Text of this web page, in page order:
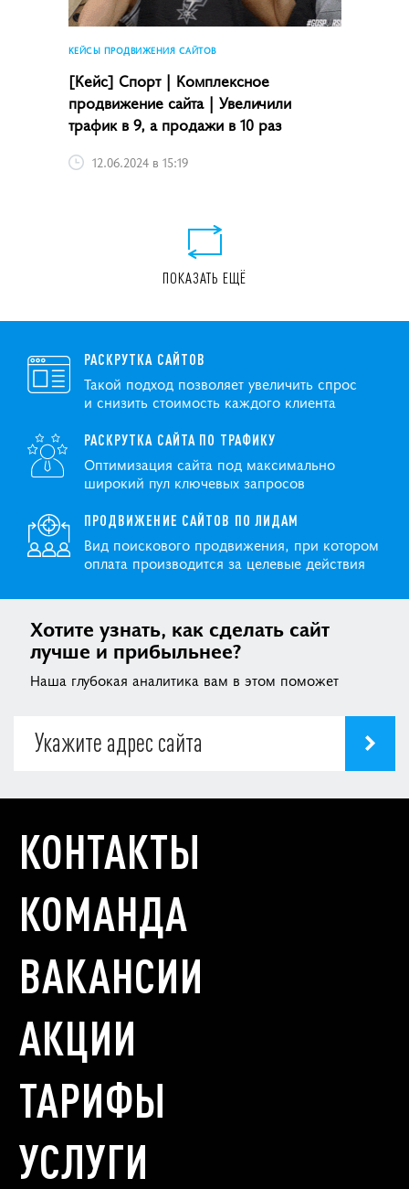
КЕЙСЫ ПРОДВИЖЕНИЯ САЙТОВ
[Кейс] Спорт | Комплексное
продвижение сайта | Увеличили
трафик в 9, а продажи в 10 раз
12.06.2024 в 15:19
ПОКАЗАТЬ ЕЩЁ
РАСКРУТКА САЙТОВ
Такой подход позволяет увеличить спрос
и снизить стоимость каждого клиента
РАСКРУТКА САЙТА ПО ТРАФИКУ
Оптимизация сайта под максимально
широкий пул ключевых запросов
ПРОДВИЖЕНИЕ САЙТОВ ПО ЛИДАМ
Вид поискового продвижения, при котором
оплата производится за целевые действия
Хотите узнать, как сделать сайт
лучше и прибыльнее?
Наша глубокая аналитика вам в этом поможет
КОНТАКТЫ
КОМАНДА
ВАКАНСИИ
АКЦИИ
ТАРИФЫ
УСЛУГИ